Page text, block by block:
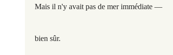
Mais il n'y avait pas de mer immédiate —
bien sûr.